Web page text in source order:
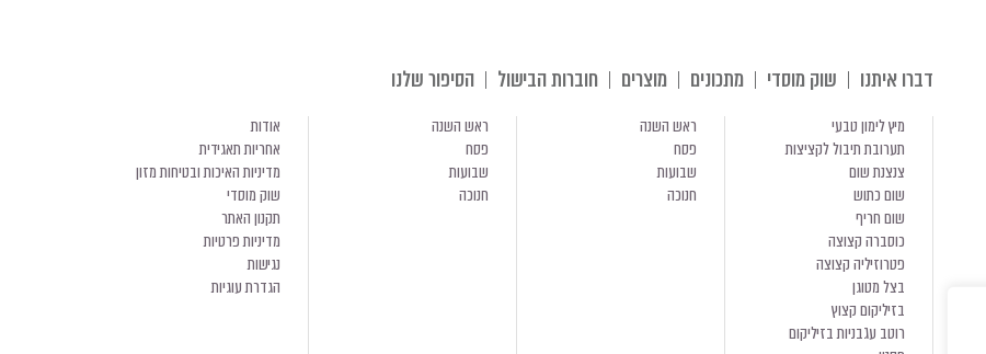
דברו איתנו שוק מוסדי מתכונים מוצרים חוברות הבישול הסיפור שלנו
מיץ לימון טבעי
תערובת תיבול לקציצות
צנצנת שום
שום כתוש
שום חריף
כוסברה קצוצה
פטרוזיליה קצוצה
בצל מטוגן
בזיליקום קצוץ
רוטב עגבניות בזיליקום
ראש השנה
פסח
שבועות
חנוכה
ראש השנה
פסח
שבועות
חנוכה
אודות
אחריות תאגידית
מדיניות האיכות ובטיחות מזון
שוק מוסדי
תקנון האתר
מדיניות פרטיות
נגישות
הגדרת עוגיות